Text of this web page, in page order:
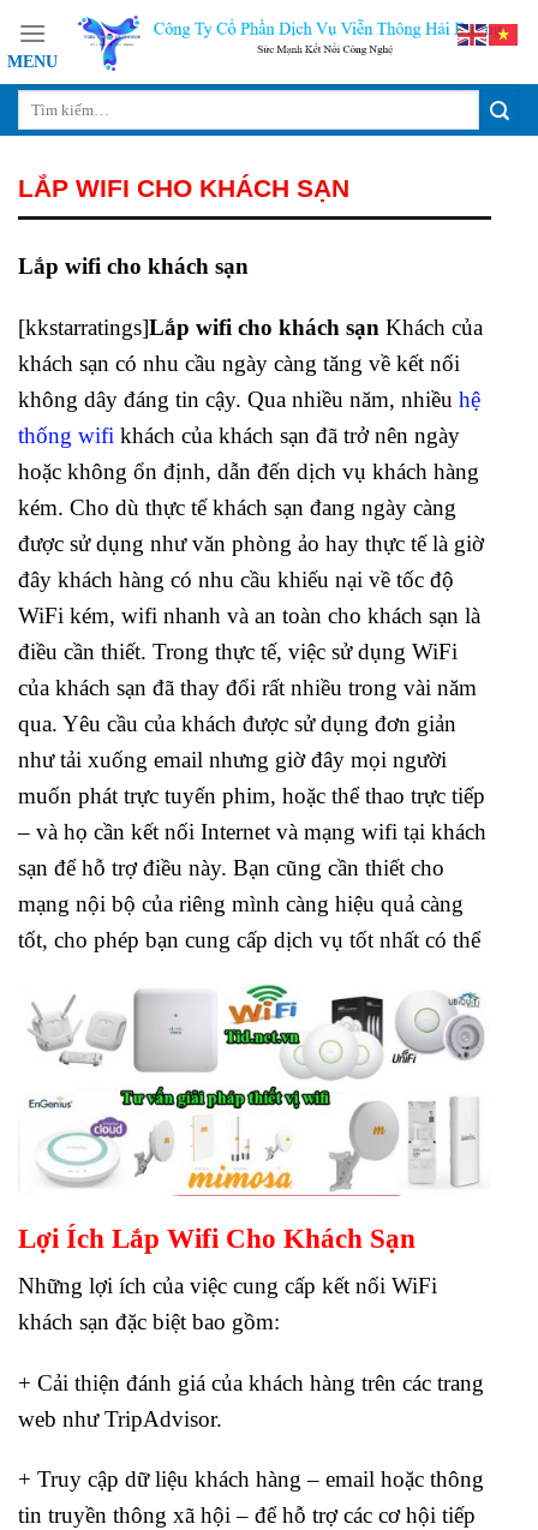
content
LẮP WIFI CHO KHÁCH SẠN
Lắp wifi cho khách sạn
[kkstarratings]Lắp wifi cho khách sạn Khách của
khách sạn có nhu cầu ngày càng tăng về kết nối
không dây đáng tin cậy. Qua nhiều năm, nhiều hệ
thống wifi khách của khách sạn đã trở nên ngày
hoặc không ổn định, dẫn đến dịch vụ khách hàng
kém. Cho dù thực tế khách sạn đang ngày càng
được sử dụng như văn phòng ảo hay thực tế là giờ
đây khách hàng có nhu cầu khiếu nại về tốc độ
WiFi kém, wifi nhanh và an toàn cho khách sạn là
điều cần thiết. Trong thực tế, việc sử dụng WiFi
của khách sạn đã thay đổi rất nhiều trong vài năm
qua. Yêu cầu của khách được sử dụng đơn giản
như tải xuống email nhưng giờ đây mọi người
muốn phát trực tuyến phim, hoặc thể thao trực tiếp
– và họ cần kết nối Internet và mạng wifi tại khách
sạn để hỗ trợ điều này. Bạn cũng cần thiết cho
mạng nội bộ của riêng mình càng hiệu quả càng
tốt, cho phép bạn cung cấp dịch vụ tốt nhất có thể
Lợi Ích Lắp Wifi Cho Khách Sạn
Những lợi ích của việc cung cấp kết nối WiFi
khách sạn đặc biệt bao gồm:
+ Cải thiện đánh giá của khách hàng trên các trang
web như TripAdvisor.
+ Truy cập dữ liệu khách hàng – email hoặc thông
tin truyền thông xã hội – để hỗ trợ các cơ hội tiếp